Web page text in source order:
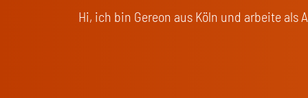
Hi, ich bin Gereon aus Köln und arbeite als